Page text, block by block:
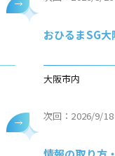
おひるまSG大
大阪市内
次回：2026/9/18